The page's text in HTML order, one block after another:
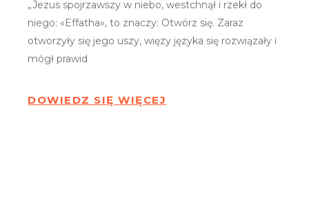
„Jezus spojrzawszy w niebo, westchnął i rzekł do
niego: «Effatha», to znaczy: Otwórz się. Zaraz
otworzyły się jego uszy, więzy języka się rozwiązały i
mógł prawid
DOWIEDZ SIĘ WIĘCEJ